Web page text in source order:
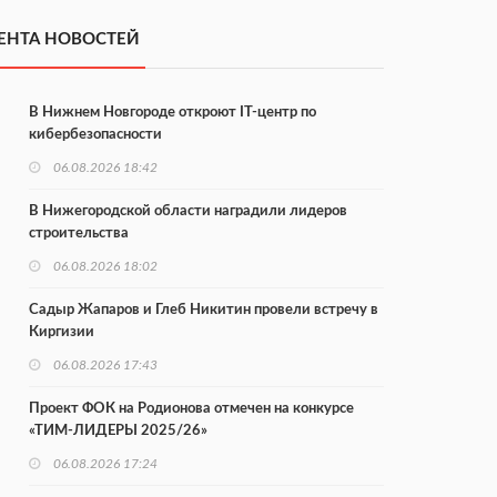
НОВОСТЕЙ
В Нижнем Новгороде откроют IT-центр по
кибербезопасности
06.08.2026 18:42
В Нижегородской области наградили лидеров
строительства
06.08.2026 18:02
Садыр Жапаров и Глеб Никитин провели встречу в
Киргизии
06.08.2026 17:43
Проект ФОК на Родионова отмечен на конкурсе
«ТИМ-ЛИДЕРЫ 2025/26»
06.08.2026 17:24